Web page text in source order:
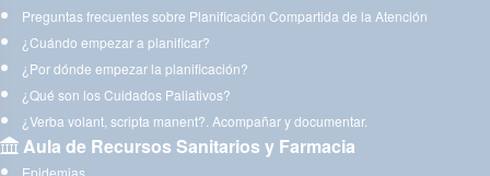
Preguntas frecuentes sobre Planificación Compartida de la Atención
¿Cuándo empezar a planificar?
¿Por dónde empezar la planificación?
¿Qué son los Cuidados Paliativos?
¿Verba volant, scripta manent?. Acompañar y documentar.
Aula de Recursos Sanitarios y Farmacia
Epidemias